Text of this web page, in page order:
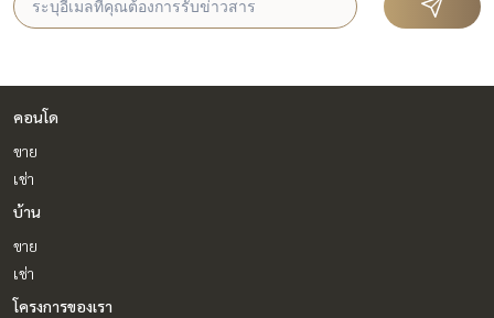
คอนโด
ขาย
เช่า
บ้าน
ขาย
เช่า
โครงการของเรา